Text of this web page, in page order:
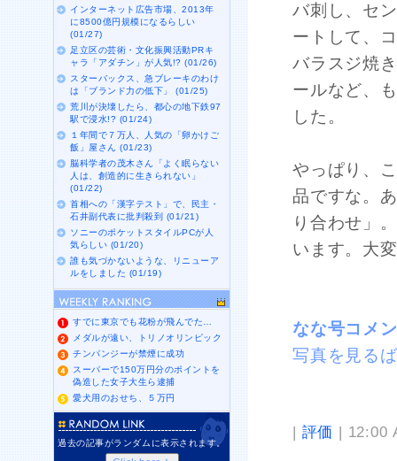
バ刺し、セ
ートして、
バラスジ焼
ールなど、
した。
やっぱり、
品ですな。
り合わせ」
います。大
なな号コ
写真を見る
| 評価 | 12:00
インターネット広告市場、2013年
に8500億円規模になるらしい
(01/27)
足立区の芸術・文化振興活動PRキ
ャラ「アダチン」が人気!? (01/26)
スターバックス、急ブレーキのわけ
は「ブランド力の低下」 (01/25)
荒川が決壊したら、都心の地下鉄97
駅で浸水!? (01/24)
１年間で７万人、人気の「卵かけご
飯」屋さん (01/23)
脳科学者の茂木さん「よく眠らない
人は、創造的に生きられない」
(01/22)
首相への「漢字テスト」で、民主・
石井副代表に批判殺到 (01/21)
ソニーのポケットスタイルPCが人
気らしい (01/20)
誰も気づかないような、リニューア
ルをしました (01/19)
すでに東京でも花粉が飛んでた…
メダルが遠い、トリノオリンピック
チンパンジーが禁煙に成功
スーパーで150万円分のポイントを
偽造した女子大生ら逮捕
愛犬用のおせち、５万円
過去の記事がランダムに表示されます。